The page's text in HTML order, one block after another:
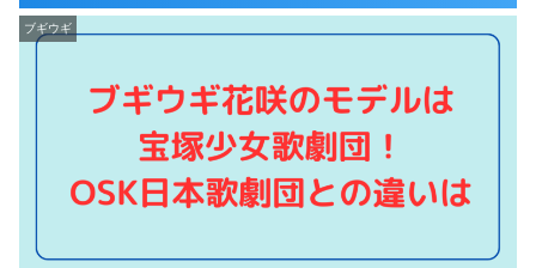
ブギウギ